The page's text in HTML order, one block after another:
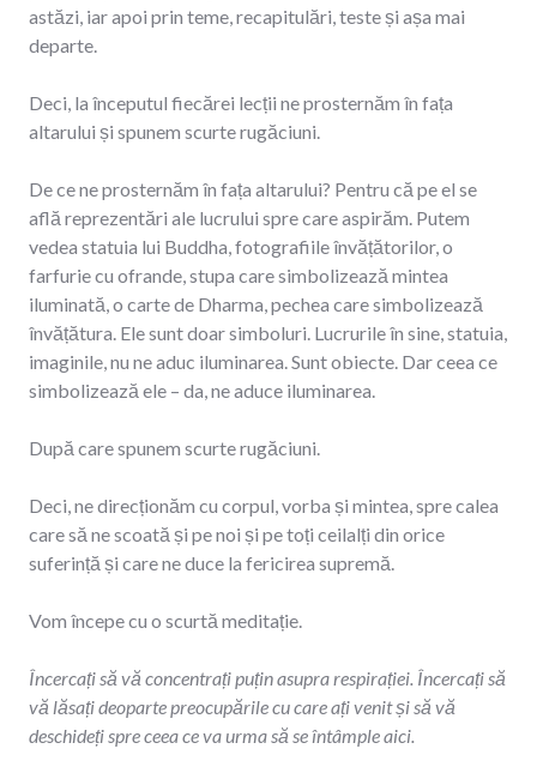
astăzi, iar apoi prin teme, recapitulări, teste și așa mai
departe.
Deci, la începutul fiecărei lecții ne prosternăm în fața
altarului și spunem scurte rugăciuni.
De ce ne prosternăm în fața altarului? Pentru că pe el se
află reprezentări ale lucrului spre care aspirăm. Putem
vedea statuia lui Buddha, fotografiile învățătorilor, o
farfurie cu ofrande, stupa care simbolizează mintea
iluminată, o carte de Dharma, pechea care simbolizează
învățătura. Ele sunt doar simboluri. Lucrurile în sine, statuia,
imaginile, nu ne aduc iluminarea. Sunt obiecte. Dar ceea ce
simbolizează ele – da, ne aduce iluminarea.
După care spunem scurte rugăciuni.
Deci, ne direcționăm cu corpul, vorba și mintea, spre calea
care să ne scoată și pe noi și pe toți ceilalți din orice
suferință și care ne duce la fericirea supremă.
Vom începe cu o scurtă meditație.
Încercați să vă concentrați puțin asupra respirației. Încercați să
vă lăsați deoparte preocupările cu care ați venit și să vă
deschideți spre ceea ce va urma să se întâmple aici.